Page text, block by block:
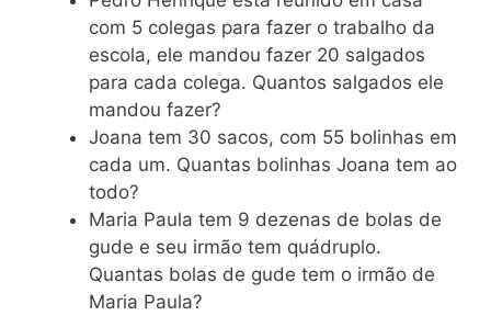
com 5 colegas para fazer o trabalho da
escola, ele mandou fazer 20 salgados
para cada colega. Quantos salgados ele
mandou fazer?
Joana tem 30 sacos, com 55 bolinhas em
cada um. Quantas bolinhas Joana tem ao
todo?
Maria Paula tem 9 dezenas de bolas de
gude e seu irmão tem quádruplo.
Quantas bolas de gude tem o irmão de
Maria Paula?